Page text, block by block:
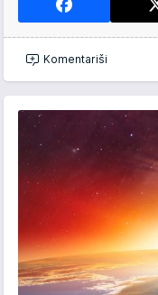
Komentariši